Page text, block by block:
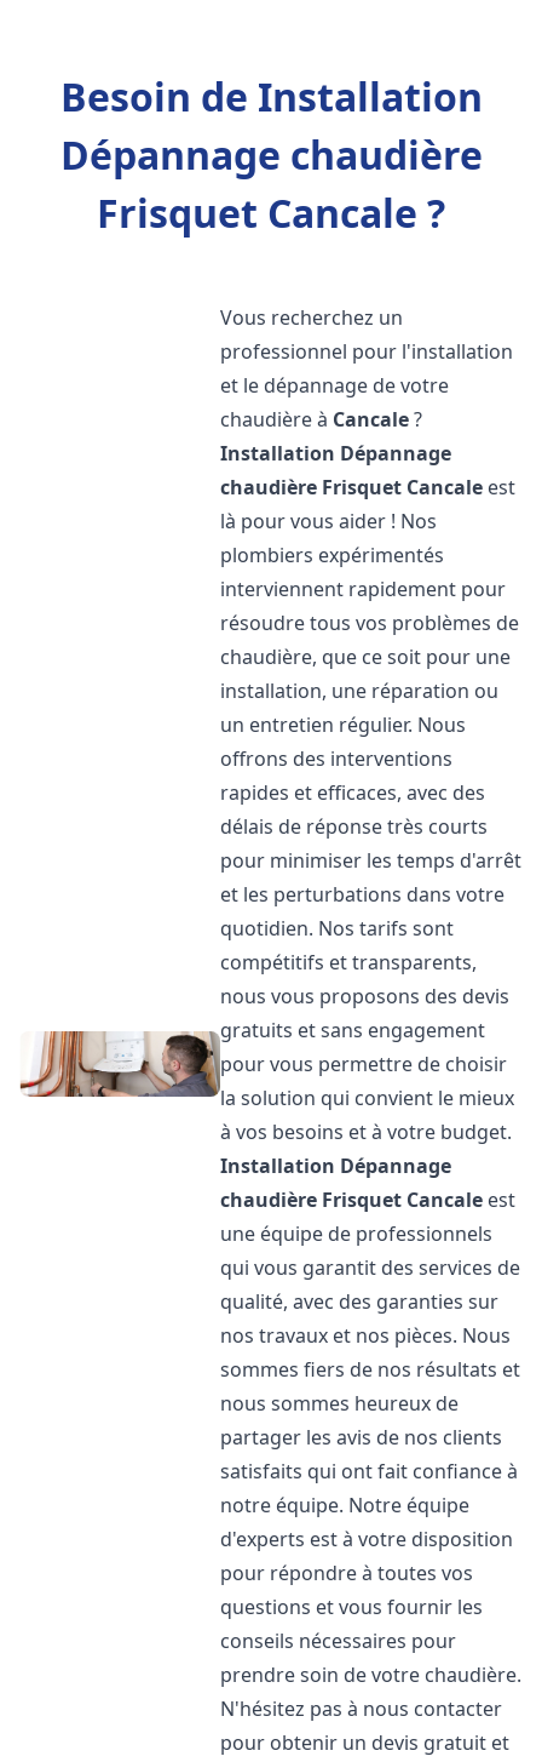
Besoin de Installation
Dépannage chaudière
Frisquet Cancale ?
Vous recherchez un
professionnel pour l'installation
et le dépannage de votre
chaudière à Cancale?
Installation Dépannage
chaudière Frisquet Cancale est
là pour vous aider ! Nos
plombiers expérimentés
interviennent rapidement pour
résoudre tous vos problèmes de
chaudière, que ce soit pour une
installation, une réparation ou
un entretien régulier. Nous
offrons des interventions
rapides et efficaces, avec des
délais de réponse très courts
pour minimiser les temps d'arrêt
et les perturbations dans votre
quotidien. Nos tarifs sont
compétitifs et transparents,
nous vous proposons des devis
gratuits et sans engagement
pour vous permettre de choisir
la solution qui convient le mieux
à vos besoins et à votre budget.
Installation Dépannage
chaudière Frisquet Cancale est
une équipe de professionnels
qui vous garantit des services de
qualité, avec des garanties sur
nos travaux et nos pièces. Nous
sommes fiers de nos résultats et
nous sommes heureux de
partager les avis de nos clients
satisfaits qui ont fait confiance à
notre équipe. Notre équipe
d'experts est à votre disposition
pour répondre à toutes vos
questions et vous fournir les
conseils nécessaires pour
prendre soin de votre chaudière.
N'hésitez pas à nous contacter
pour obtenir un devis gratuit et